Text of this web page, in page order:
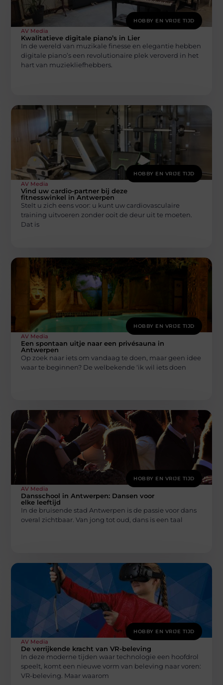
HOBBY EN VRIJE TIJD
AV Media
Kwalitatieve digitale piano’s in Lier
In de wereld van muzikale finesse en elegantie hebben
digitale piano’s een revolutionaire plek veroverd in het
hart van muziekliefhebbers.
HOBBY EN VRIJE TIJD
AV Media
Vind uw cardio-partner bij deze
fitnesswinkel in Antwerpen
Stelt u zich eens voor: u kunt uw cardiovasculaire
training uitvoeren zonder ooit de deur uit te moeten.
Dat is
HOBBY EN VRIJE TIJD
AV Media
Een spontaan uitje naar een privésauna in
Antwerpen
Op zoek naar iets om vandaag te doen, maar geen idee
waar te beginnen? De welbekende ‘ik wil iets doen
HOBBY EN VRIJE TIJD
AV Media
Dansschool in Antwerpen: Dansen voor
elke leeftijd
In de bruisende stad Antwerpen is de passie voor dans
overal zichtbaar. Van jong tot oud, dans is een taal
HOBBY EN VRIJE TIJD
AV Media
De verrijkende kracht van VR-beleving
In deze moderne tijden waar technologie een hoofdrol
speelt, komt een nieuwe vorm van beleving naar voren:
VR-beleving. Maar waarom